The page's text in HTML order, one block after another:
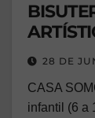
28 DE
CASA
infantil (6 a